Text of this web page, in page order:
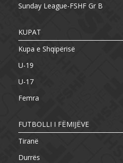
Sunday League-FSHF Gr B
KUPAT
Kupa e Shqipërisë
U-19
U-17
Femra
FUTBOLLI I FËMIJËVE
Tiranë
Durrës